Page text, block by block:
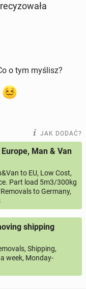
o tym myślisz?
JAK DODAĆ?
Man & Van
to EU, Low Cost,
Part load 5m3/300kg
to Germany,
shipping
Shipping,
week, Monday-